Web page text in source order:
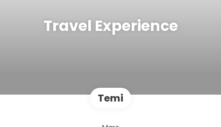
Travel Experience
Temi